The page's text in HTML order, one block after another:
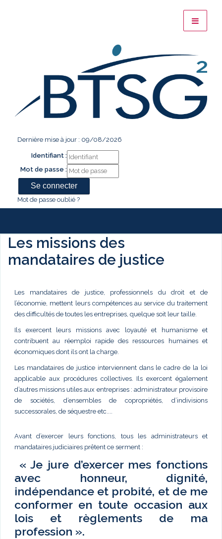
Dernière mise à jour : 09/08/2026
Identifiant :
Mot de passe :
Mot de passe oublié ?
Les missions des
mandataires de justice
Les mandataires de justice, professionnels du droit et de
l’économie, mettent leurs compétences au service du traitement
des difficultés de toutes les entreprises, quelque soit leur taille.
Ils exercent leurs missions avec loyauté et humanisme et
contribuent au réemploi rapide des ressources humaines et
économiques dont ils ont la charge.
Les mandataires de justice interviennent dans le cadre de la loi
applicable aux procédures collectives. Ils exercent également
d’autres missions utiles aux entreprises : administrateur provisoire
de sociétés, d’ensembles de copropriétés, d’indivisions
successorales, de séquestre etc....
Avant d’exercer leurs fonctions, tous les administrateurs et
mandataires judiciaires prêtent ce serment :
« Je jure d’exercer mes fonctions
avec honneur, dignité,
indépendance et probité, et de me
conformer en toute occasion aux
lois et règlements de ma
profession ».